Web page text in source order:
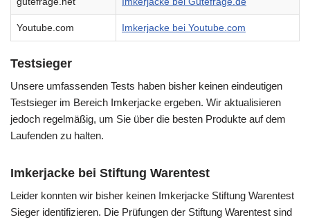
Youtube.com Imkerjacke bei Youtube.com
Testsieger
Unsere umfassenden Tests haben bisher keinen eindeutigen
Testsieger im Bereich Imkerjacke ergeben. Wir aktualisieren
jedoch regelmäßig, um Sie über die besten Produkte auf dem
Laufenden zu halten.
Imkerjacke bei Stiftung Warentest
Leider konnten wir bisher keinen Imkerjacke Stiftung Warentest
Sieger identifizieren. Die Prüfungen der Stiftung Warentest sind